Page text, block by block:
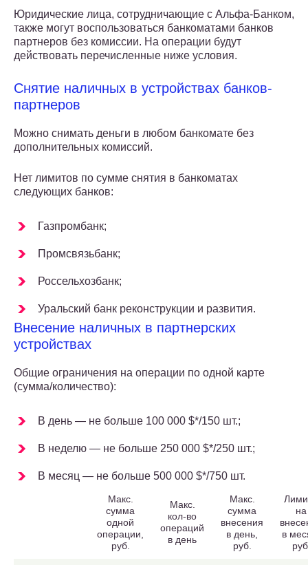
Юридические лица, сотрудничающие с Альфа-Банком,
также могут воспользоваться банкоматами банков
партнеров без комиссии. На операции будут
действовать перечисленные ниже условия.
Снятие наличных в устройствах банков-
партнеров
Можно снимать деньги в любом банкомате без
дополнительных комиссий.
Нет лимитов по сумме снятия в банкоматах
следующих банков:
Газпромбанк;
Промсвязьбанк;
Россельхозбанк;
Уральский банк реконструкции и развития.
Внесение наличных в партнерских
устройствах
Общие ограничения на операции по одной карте
(сумма/количество):
В день — не больше 100 000 $*/150 шт.;
В неделю — не больше 250 000 $*/250 шт.;
В месяц — не больше 500 000 $*/750 шт.
Макс.
сумма
одной
операции,
руб.
Макс.
кол-во
операций
в день
Макс.
сумма
внесения
в день,
руб.
на
в